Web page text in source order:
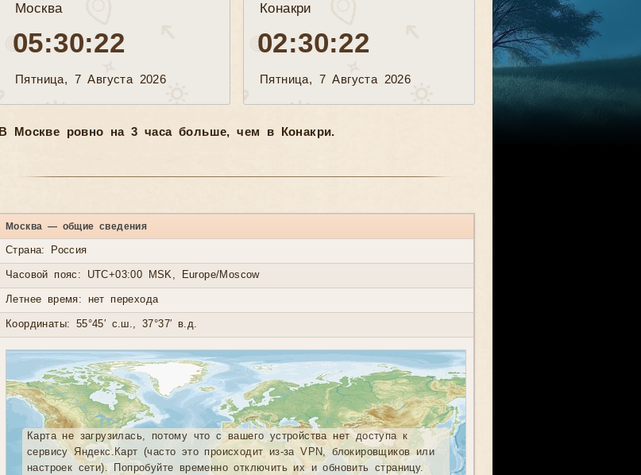
Москва
05:30:25
Пятница, 7 Августа 2026
Конакри
02:30:25
Пятница, 7 Августа 2026
В Москве ровно на 3 часа больше, чем в Конакри.
Москва — общие сведения
Страна: Россия
Часовой пояс: UTC+03:00 MSK, Europe/Moscow
Летнее время: нет перехода
Координаты: 55°45′ с.ш., 37°37′ в.д.
Карта не загрузилась, потому что с вашего устройства нет доступа к
сервису Яндекс.Карт (часто это происходит из-за VPN, блокировщиков или
настроек сети). Попробуйте временно отключить их и обновить страницу.